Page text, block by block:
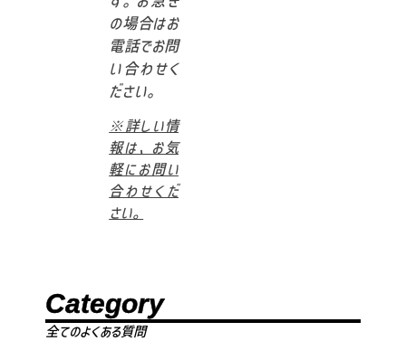
Category
全てのよくある質問
の場合はお
電話でお問
い合わせく
ださい。
※詳しい情
報は、お気
軽にお問い
合わせくだ
さい。